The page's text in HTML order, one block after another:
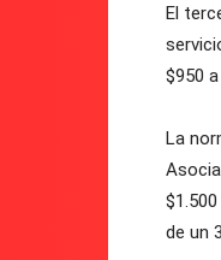
El
$950
La
de un